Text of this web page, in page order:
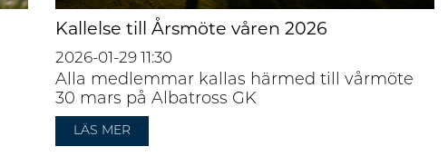
Kallelse till Årsmöte våren 2026
2026-01-29 11:30
Alla medlemmar kallas härmed till vårmöte
30 mars på Albatross GK
LÄS MER